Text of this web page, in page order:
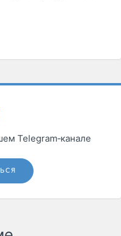
Telegram‑канале